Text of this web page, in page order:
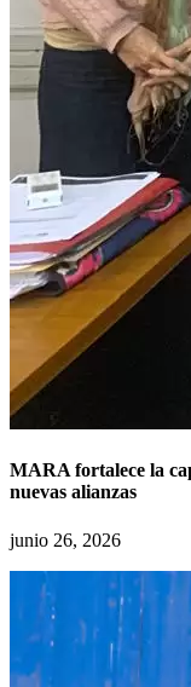
MARA fortalece la
nuevas alianzas
junio 26, 2026